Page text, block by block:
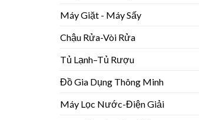
Máy Giặt - Máy Sấy
Chậu Rửa-Vòi Rửa
Tủ Lạnh–Tủ Rượu
Đồ Gia Dụng Thông Minh
Máy Lọc Nước-Điện Giải